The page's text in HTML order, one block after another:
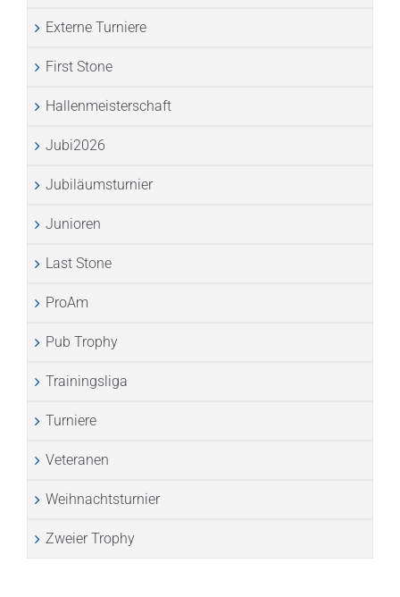
Externe Turniere
First Stone
Hallenmeisterschaft
Jubi2026
Jubiläumsturnier
Junioren
Last Stone
ProAm
Pub Trophy
Trainingsliga
Turniere
Veteranen
Weihnachtsturnier
Zweier Trophy